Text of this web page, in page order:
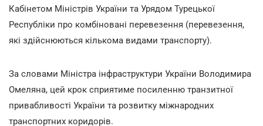
Кабінетом Міністрів України та Урядом Турецької
Республіки про комбіновані перевезення (перевезення,
які здійснюються кількома видами транспорту).
За словами Міністра інфраструктури України Володимира
Омеляна, цей крок сприятиме посиленню транзитної
привабливості України та розвитку міжнародних
транспортних коридорів.